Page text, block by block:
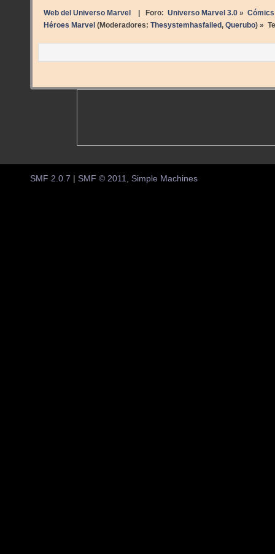
Web del Universo Marvel | Foro: Universo Marvel 3.0» Cómics
Héroes Marvel (Moderadores: Thesystemhasfailed, Querubo) »
SMF 2.0.7 | SMF © 2011 Simple Machines